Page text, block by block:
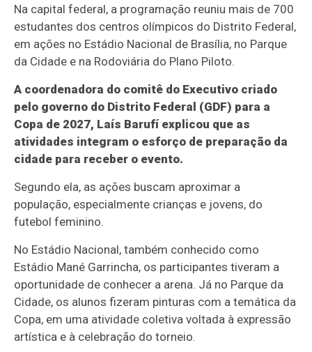
Na capital federal, a programação reuniu mais de 700
estudantes dos centros olímpicos do Distrito Federal,
em ações no Estádio Nacional de Brasília, no Parque
da Cidade e na Rodoviária do Plano Piloto.
A coordenadora do comitê do Executivo criado
pelo governo do Distrito Federal (GDF) para a
Copa de 2027, Laís Barufí explicou que as
atividades integram o esforço de preparação da
cidade para receber o evento.
Segundo ela, as ações buscam aproximar a
população, especialmente crianças e jovens, do
futebol feminino.
No Estádio Nacional, também conhecido como
Estádio Mané Garrincha, os participantes tiveram a
oportunidade de conhecer a arena. Já no Parque da
Cidade, os alunos fizeram pinturas com a temática da
Copa, em uma atividade coletiva voltada à expressão
artística e à celebração do torneio.